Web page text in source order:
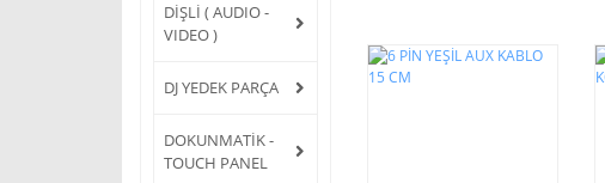
DİŞLİ ( AUDIO -
VIDEO )
DJ YEDEK PARÇA
DOKUNMATİK -
TOUCH PANEL